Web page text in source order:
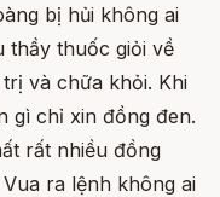
bị hủi không ai
thầy thuốc giỏi về
và chữa khỏi. Khi
gì chỉ xin đồng đen.
rất nhiều đồng
ra lệnh không ai